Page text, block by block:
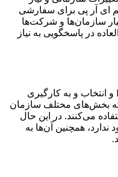
ای آر پی برای سفارشی
سازمان‌ها و شرکت‌ها
در پاسخگویی به نیاز
با جستجو در لیست نرم افزارهای ERP و انتخاب و به کارگیری
بخش‌های مختلف سازمان
می‌کنند. در این حال
همچنین آن‌ها به